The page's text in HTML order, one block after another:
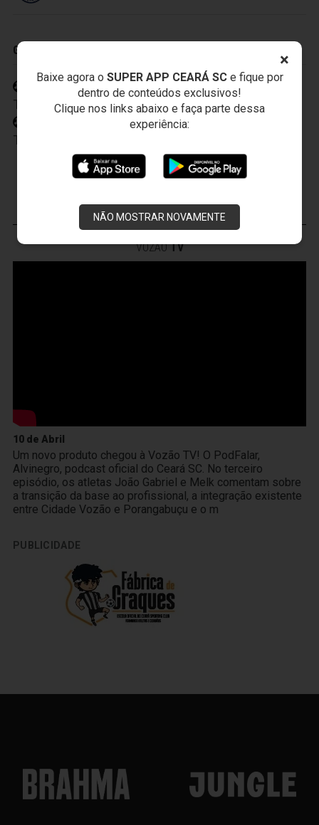
×
Baixe agora o SUPER APP CEARÁ SCe fique por
dentro de conteúdos exclusivos!
Clique nos links abaixo e faça parte dessa
experiência:
NÃO MOSTRAR NOVAMENTE
GOLS
Helinho 12' (1º
Tempo)
Alerrandro 25' (2º
Tempo)
JOGOS DOVOZÃO
VOZÃOTV
10 de Abril
Um novo produto chegou à Vozão TV! O PodFalar,
Alvinegro, podcast oficial do Ceará SC. No terceiro
episódio, os atletas João Gabriel e Melk comentam sobre
a transição da base ao profissional, a integração existente
entre Cidade Vozão e Porangabuçu e o m
PUBLICIDADE